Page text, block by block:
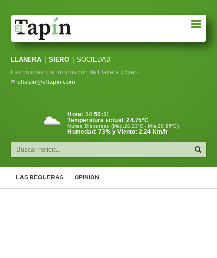
Sociedad
Política
Cultura
☰
LLANERA SIERO SOCIEDAD
Las noticias y la información de Llanera y Siero
✉ eltapin@eltapin.com
Hora: 14:50:12
Temperatura actual:24.75°C
Nubes Dispersas (Max.26.23ºC - Min.20.85ºC)
Humedad: 73% y Viento: 2.24 Km/h
LAS REGUERAS OPINION